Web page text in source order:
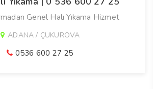
Genel Halı Yıkama Hizmet
ADANA / ÇUKUROVA
0536 600 27 25